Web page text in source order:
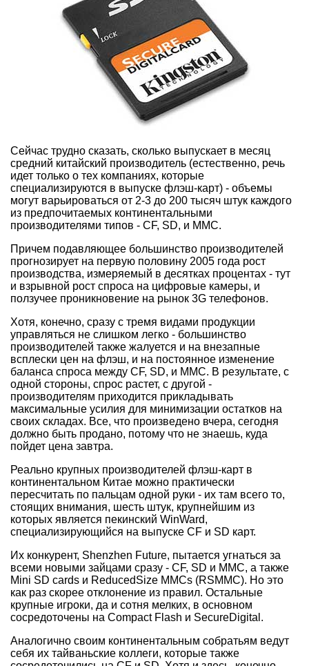
Сейчас трудно сказать, сколько выпускает в месяц
средний китайский производитель (естественно, речь
идет только о тех компаниях, которые
специализируются в выпуске флэш-карт) - объемы
могут варьироваться от 2-3 до 200 тысяч штук каждого
из предпочитаемых континентальными
производителями типов - CF, SD, и MMC.
Причем подавляющее большинство производителей
прогнозирует на первую половину 2005 года рост
производства, измеряемый в десятках процентах - тут
и взрывной рост спроса на цифровые камеры, и
ползучее проникновение на рынок 3G телефонов.
Хотя, конечно, сразу с тремя видами продукции
управляться не слишком легко - большинство
производителей также жалуется и на внезапные
всплески цен на флэш, и на постоянное изменение
баланса спроса между CF, SD, и MMC. В результате, с
одной стороны, спрос растет, с другой -
производителям приходится прикладывать
максимальные усилия для минимизации остатков на
своих складах. Все, что произведено вчера, сегодня
должно быть продано, потому что не знаешь, куда
пойдет цена завтра.
Реально крупных производителей флэш-карт в
континентальном Китае можно практически
пересчитать по пальцам одной руки - их там всего то,
стоящих внимания, шесть штук, крупнейшим из
которых является пекинский WinWard,
специализирующийся на выпуске CF и SD карт.
Их конкурент, Shenzhen Future, пытается угнаться за
всеми новыми зайцами сразу - CF, SD и MMC, а также
Mini SD cards и ReducedSize MMCs (RSMMC). Но это
как раз скорее отклонение из правил. Остальные
крупные игроки, да и сотня мелких, в основном
сосредоточены на Compact Flash и SecureDigital.
Аналогично своим континентальным собратьям ведут
себя их тайваньские коллеги, которые также